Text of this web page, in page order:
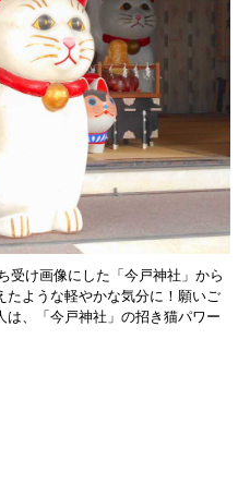
受け画像にした「今戸神社」から
たような軽やかな気分に！願いご
は、「今戸神社」の招き猫パワー